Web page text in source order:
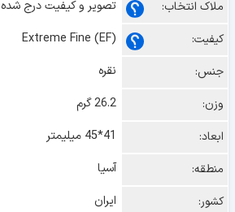
ملاک انتخاب:
تصویر و کیفیت درج شده
کیفیت:
Extreme Fine (EF)
جنس:
نقره
وزن:
26.2 گرم
ابعاد:
41*45 میلیمتر
منطقه:
آسیا
کشور:
ایران